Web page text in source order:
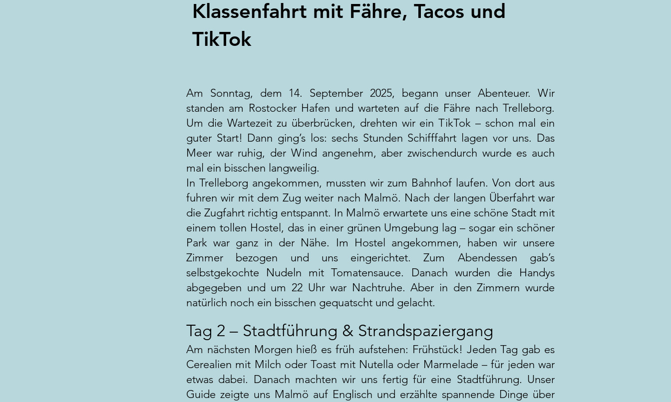
Klassenfahrt mit Fähre, Tacos und
TikTok
​​Am Sonntag, dem 14. September 2025, begann unser Abenteuer. Wir
standen am Rostocker Hafen und warteten auf die Fähre nach Trelleborg.
Um die Wartezeit zu überbrücken, drehten wir ein TikTok – schon mal ein
guter Start! Dann ging’s los: sechs Stunden Schifffahrt lagen vor uns. Das
Meer war ruhig, der Wind angenehm, aber zwischendurch wurde es auch
mal ein bisschen langweilig.
In Trelleborg angekommen, mussten wir zum Bahnhof laufen. Von dort aus
fuhren wir mit dem Zug weiter nach Malmö. Nach der langen Überfahrt war
die Zugfahrt richtig entspannt. In Malmö erwartete uns eine schöne Stadt mit
einem tollen Hostel, das in einer grünen Umgebung lag – sogar ein schöner
Park war ganz in der Nähe. Im Hostel angekommen, haben wir unsere
Zimmer bezogen und uns eingerichtet. Zum Abendessen gab’s
selbstgekochte Nudeln mit Tomatensauce. Danach wurden die Handys
abgegeben und um 22 Uhr war Nachtruhe. Aber in den Zimmern wurde
natürlich noch ein bisschen gequatscht und gelacht.
Tag 2 – Stadtführung & Strandspaziergang
Am nächsten Morgen hieß es früh aufstehen: Frühstück! Jeden Tag gab es
Cerealien mit Milch oder Toast mit Nutella oder Marmelade – für jeden war
etwas dabei. Danach machten wir uns fertig für eine Stadtführung. Unser
Guide zeigte uns Malmö auf Englisch und erzählte spannende Dinge über